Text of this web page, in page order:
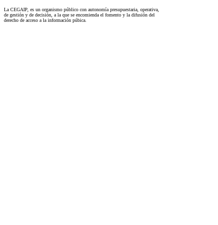
La CEGAIP, es un organismo público con autonomía presupuestaria, operativa,
de gestión y de decisión, a la que se encomienda el fomento y la difusión del
derecho de acceso a la información púbica.